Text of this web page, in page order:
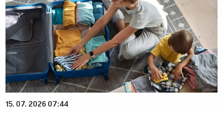
15. 07. 2026 07:44